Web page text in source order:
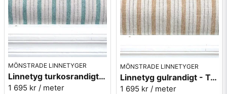
MÖNSTRADE LINNETYGER
Linnetyg turkosrandigt - Tetbury Stripe - Sanderson
1 695 kr / meter
MÖNSTRADE LINNETYGER
Linnetyg gulrandigt - Tetbury Stripe - Sanderson
1 695 kr / meter